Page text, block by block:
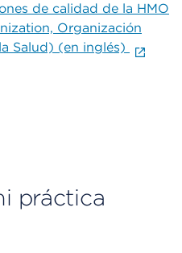
de calidad de la HMO
Organización
Salud) (en inglés)
práctica